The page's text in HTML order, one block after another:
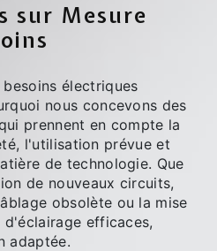
sur Mesure
électriques
nous concevons des
prennent en compte la
l'utilisation prévue et
de technologie. Que
de nouveaux circuits,
obsolète ou la mise
efficaces,
adaptée.